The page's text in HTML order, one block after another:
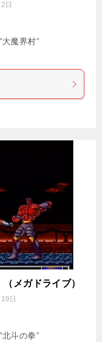
日
魔界村”
メガドライブ）
日
斗の拳”